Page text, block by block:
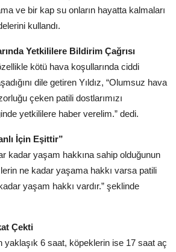
ve bir kap su onların hayatta kalmaları
kullandı.
Yetkililere Bildirim Çağrısı
kötü hava koşullarında ciddi
dile getiren Yıldız, “Olumsuz hava
çeken patili dostlarımızı
yetkililere haber verelim.” dedi.
İçin Eşittir”
kadar yaşam hakkına sahip olduğunun
ne kadar yaşama hakkı varsa patili
yaşam hakkı vardır.” şeklinde
Çekti
yaklaşık 6 saat, köpeklerin ise 17 saat aç